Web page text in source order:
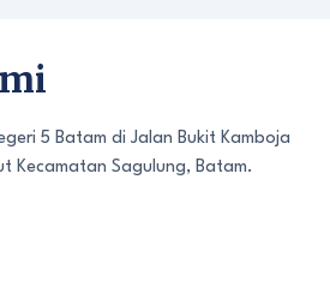
5 Batam di Jalan Bukit Kamboja
Kecamatan Sagulung, Batam.